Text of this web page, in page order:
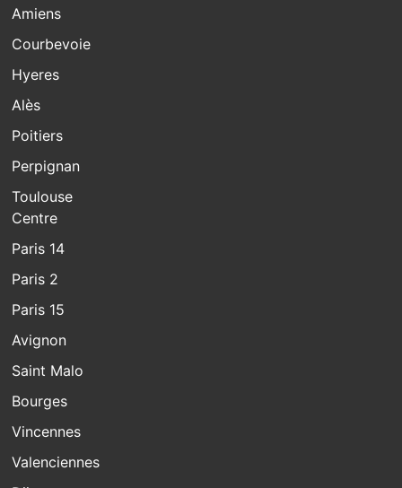
Amiens
Courbevoie
Hyeres
Alès
Poitiers
Perpignan
Toulouse
Centre
Paris 14
Paris 2
Paris 15
Avignon
Saint Malo
Bourges
Vincennes
Valenciennes